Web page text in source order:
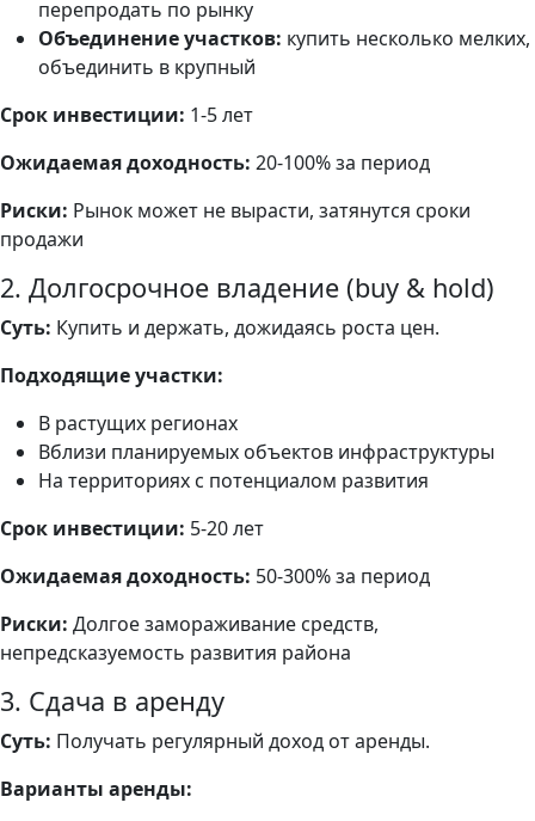
перепродать по рынку
Объединение участков: купить несколько мелких,
объединить в крупный
Срок инвестиции: 1-5 лет
Ожидаемая доходность: 20-100% за период
Риски: Рынок может не вырасти, затянутся сроки
продажи
2. Долгосрочное владение (buy & hold)
Суть: Купить и держать, дожидаясь роста цен.
Подходящие участки:
В растущих регионах
Вблизи планируемых объектов инфраструктуры
На территориях с потенциалом развития
Срок инвестиции: 5-20 лет
Ожидаемая доходность: 50-300% за период
Риски: Долгое замораживание средств,
непредсказуемость развития района
3. Сдача в аренду
Суть: Получать регулярный доход от аренды.
Варианты аренды: